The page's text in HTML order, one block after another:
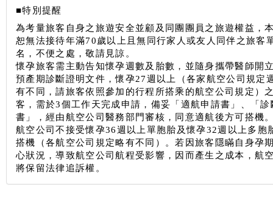
■特別提醒
為考量旅客自身之旅遊安全並顧及同團團員之旅遊權益，
恕無法接待年滿70歲以上且無同行家人或友人同伴之旅客
名，不便之處，敬請見諒。
懷孕旅客需主動告知懷孕週數及胎數，並隨身攜帶醫師開
預產期診斷證明文件，懷孕27週以上（各家航空公司規定
有不同，請旅客依照參加的行程所搭乘的航空公司規定）
客，需於3個工作天完成申請，備妥「適航申請書」、「診
書」，經由航空公司醫務部門審核，同意適航後方可搭機
航空公司不接受懷孕36週以上單胞胎及懷孕32週以上多胞
搭機（各航空公司規定略有不同）。若因旅客隱瞞自身孕
心狀況，導致航空公司航程受影響，因而產生之成本，航
將保留法律追訴權。